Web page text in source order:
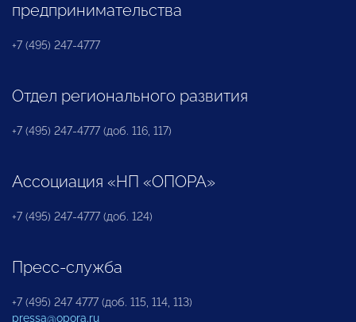
предпринимательства
+7 (495) 247-4777
Отдел регионального развития
+7 (495) 247-4777 (доб. 116, 117)
Ассоциация «НП «ОПОРА»
+7 (495) 247-4777 (доб. 124)
Пресс-служба
+7 (495) 247 4777 (доб. 115, 114, 113)
pressa@opora.ru